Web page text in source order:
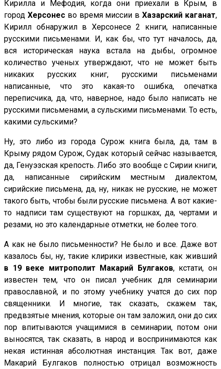
Кирилла и Мефодия, когда они приехали в Крым, в
город Херсонесво время миссии вХазарский каганат,
Кирилл обнаружил в Херсонесе 2 книги, написанные
русскими письменами. И, как бы, что тут началось, да,
вся историческая наука встала на дыбы, огромное
количество ученых утверждают, что не может быть
никаких русских книг, русскими письменами
написанные, что это какая-то ошибка, опечатка
переписчика, да, что, наверное, надо было написать не
русскими письменами, а сульскими письменами. То есть,
какими сульскими?
Ну, это либо из города Сурож книга была, да, там в
Крыму рядом Сурож, Судак который сейчас называется,
да, Генуэзская крепость. Либо это вообще с Сирии книги,
да, написанные сирийским местным диалектом,
сирийские письмена, да, ну, никак не русские, не может
такого быть, чтобы были русские письмена. А вот какие-
то надписи там существуют на горшках, да, чертами и
резами, но это календарные отметки, не более того.
А как не было письменности? Не было и все. Даже вот
казалось бы, ну, такие клирики известные, как живший
в 19 веке митрополит Макарий Булгаков, кстати, он
известен тем, что он писал учебник для семинарии
православной, и по этому учебнику учатся до сих пор
священники. И многие, так сказать, скажем так,
предвзятые мнения, которые он там заложил, они до сих
пор впитываются учащимися в семинарии, потом они
выносятся, так сказать, в народ и воспринимаются как
некая истинная абсолютная инстанция. Так вот, даже
Макарий Булгаков полностью отрицал возможность